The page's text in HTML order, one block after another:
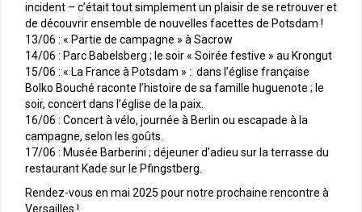
incident – c’était tout simplement un plaisir de se retrouver et
de découvrir ensemble de nouvelles facettes de Potsdam !
13/06 : « Partie de campagne » à Sacrow
14/06 : Parc Babelsberg ; le soir « Soirée festive » au Krongut
15/06 : « La France à Potsdam » : dans l’église française
Bolko Bouché raconte l’histoire de sa famille huguenote ; le
soir, concert dans l’église de la paix.
16/06 : Concert à vélo, journée à Berlin ou escapade à la
campagne, selon les goûts.
17/06 : Musée Barberini ; déjeuner d’adieu sur la terrasse du
restaurant Kade sur le Pfingstberg.
Rendez-vous en mai 2025 pour notre prochaine rencontre à
Versailles !